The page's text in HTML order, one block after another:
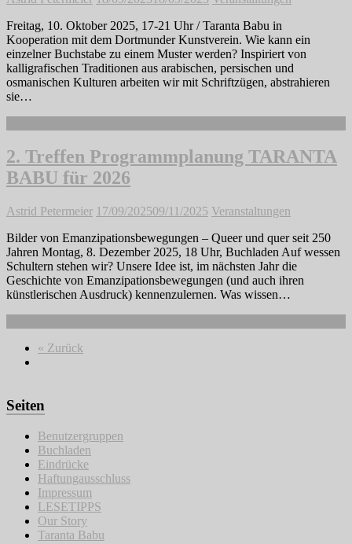
Freitag, 10. Oktober 2025, 17-21 Uhr / Taranta Babu in
Kooperation mit dem Dortmunder Kunstverein. Wie kann ein
einzelner Buchstabe zu einem Muster werden? Inspiriert von
kalligrafischen Traditionen aus arabischen, persischen und
osmanischen Kulturen arbeiten wir mit Schriftzügen, abstrahieren
sie…
2. Treffen Programmplanung TARANTA
BABU für 2026
Astrid Petermeier 17/09/202509/11/2025 Veranstaltungen
Bilder von Emanzipationsbewegungen – Queer und quer seit 250
Jahren Montag, 8. Dezember 2025, 18 Uhr, Buchladen Auf wessen
Schultern stehen wir? Unsere Idee ist, im nächsten Jahr die
Geschichte von Emanzipationsbewegungen (und auch ihren
künstlerischen Ausdruck) kennenzulernen. Was wissen…
« Zurück
Seiten
Benutzergruppen
Buchladen
Eindrücke
Haftungausschluss
Impressum
LESETIPPS
Our Story
Taranta Babu